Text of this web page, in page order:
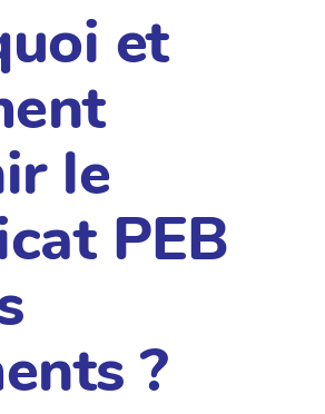
et
le
PEB
?